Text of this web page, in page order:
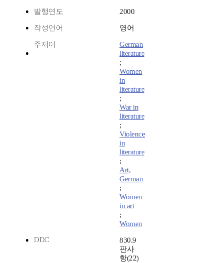
발행연도 2000
작성언어 영어
주제어
German
literature
;
Women
in
literature
;
War in
literature
;
Violence
in
literature
;
Art,
German
;
Women
in art
;
Women
DDC
830.9
판사
항(22)